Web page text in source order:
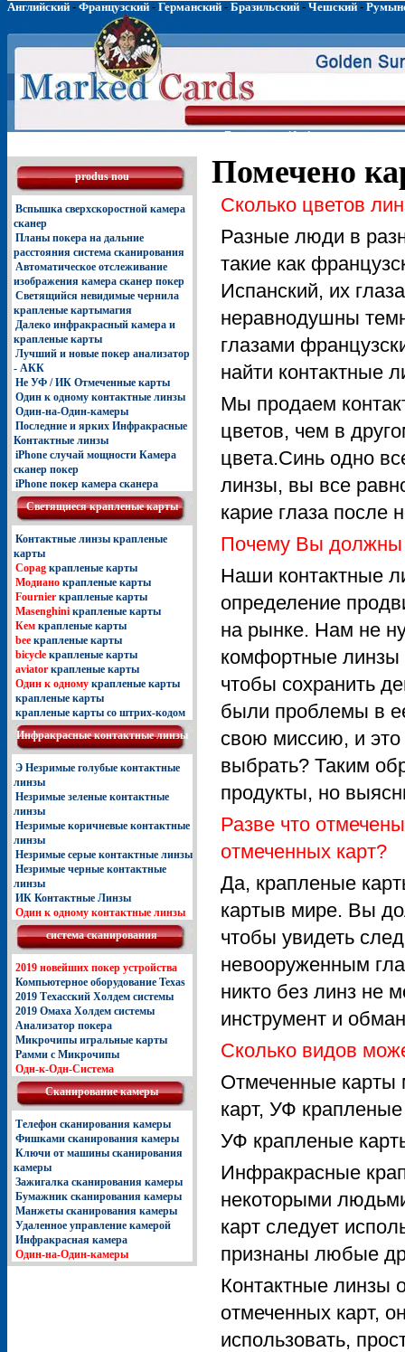
Английский- Французский- Германский- Бразильский- Чешский-
Главная Инфракрасные
produs nou
Вспышка сверхскоростной камера
сканер
Планы покера на дальние
расстояния система сканирования
Автоматическое отслеживание
изображения камера сканер покер
Светящийся невидимые чернила
крапленые картымагия
Далеко инфракрасный камера и
крапленые карты
Лучший и новые покер анализатор
- АКК
Не УФ / ИК Отмеченные карты
Один к одному контактные линзы
Один-на-Один-камеры
Последние и ярких Инфракрасные
Контактные линзы
iPhone случай мощности Камера
сканер покер
iPhone покер камера сканера
Светящиеcя крапленые карты
Контактные линзы крапленые
карты
Copag крапленые карты
Модианокрапленые карты
Fournierкрапленые карты
Masenghini крапленые карты
Кемкрапленые карты
beeкрапленые карты
bicycleкрапленые карты
aviatorкрапленые карты
Один к одномукрапленые карты
крапленые карты
крапленые карты со штрих-кодом
Инфракрасные контактные линзы
Э Незримые голубые контактные
линзы
Незримые зеленые контактные
линзы
Незримые коричневые контактные
линзы
Незримые серые контактные линзы
Незримые черные контактные
линзы
ИК Контактные Линзы
Один к одному контактные линзы
система сканирования
2019 новейших покер устройства
Компьютерное оборудование Texas
2019 Техасский Холдем системы
2019 Омаха Холдем системы
Анализатор покера
Микрочипы игральные карты
Рамми с Микрочипы
Одн-к-Одн-Система
Сканирование камеры
Телефон сканирования камеры
Фишками сканирования камеры
Ключи от машины сканирования
камеры
Зажигалка сканирования камеры
Бумажник сканирования камеры
Манжеты сканирования камеры
Удаленное управление камерой
Инфракрасная камера
Один-на-Один-камеры
Помечено
Сколько цветов
Разные люди в
такие как
Испанский, их
неравнодушны
глазами
найти контактные
Мы продаем
цветов, чем в
цвета.Синь одно
линзы, вы все
карие глаза после
Почему Вы должны
Наши контактные
определение
на рынке. Нам не
комфортные линзы
чтобы сохранить
были проблемы в
свою миссию, и
выбрать? Таким
продукты, но
Разве что
отмеченных карт?
Да, крапленые
картыв мире. Вы
чтобы увидеть
невооруженным
никто без линз не
инструмент и
Сколько видов
Отмеченные карты
карт, УФ
УФ крапленые
Инфракрасные
некоторыми
карт следует
признаны любые
Контактные линзы
отмеченных карт,
использовать,